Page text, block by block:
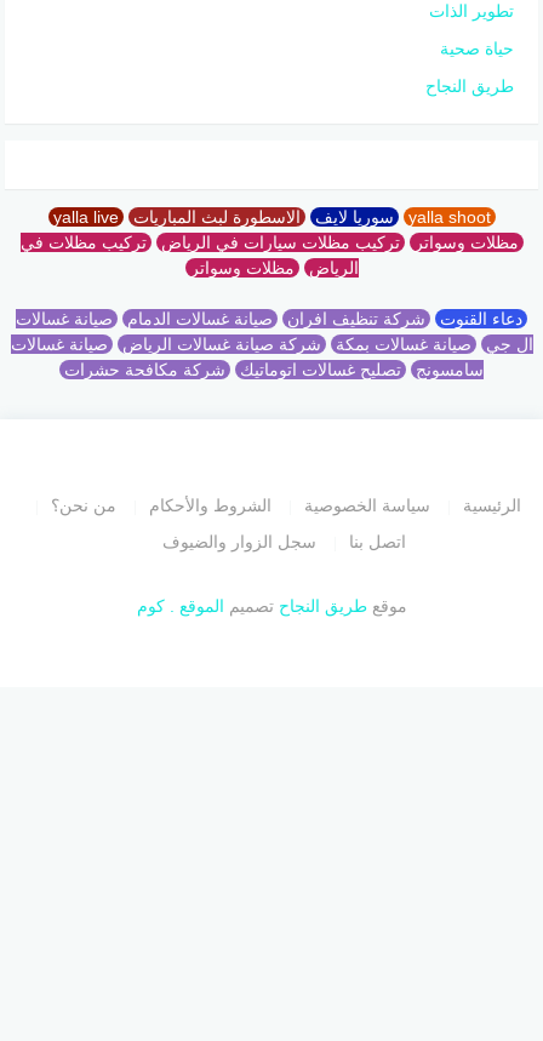
تطوير الذات
حياة صحية
طريق النجاح
yalla shoot سوريا لايف الاسطورة لبث المباريات yalla live
مظلات وسواتر تركيب مظلات سيارات في الرياض تركيب مظلات في
الرياض مظلات وسواتر
دعاء القنوت شركة تنظيف افران صيانة غسالات الدمام صيانة غسالات
ال جي صيانة غسالات بمكة شركة صيانة غسالات الرياض صيانة غسالات
سامسونج تصليح غسالات اتوماتيك شركة مكافحة حشرات
الرئيسية سياسة الخصوصية الشروط والأحكام
من نحن؟
اتصل بنا
سجل الزوار والضيوف
موقعطريق النجاح تصميم الموقع . كوم